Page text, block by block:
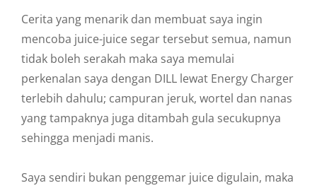
Cerita yang menarik dan membuat saya ingin
mencoba juice-juice segar tersebut semua, namun
tidak boleh serakah maka saya memulai
perkenalan saya dengan DILL lewat Energy Charger
terlebih dahulu; campuran jeruk, wortel dan nanas
yang tampaknya juga ditambah gula secukupnya
sehingga menjadi manis.
Saya sendiri bukan penggemar juice digulain, maka